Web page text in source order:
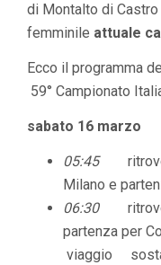
di Montalto di
femminile attuale
Ecco il programma
59° Campionato
sabato 16 marzo
05:45ritrovo
Milano e
06:30ritrovo
partenza per
viaggio sosta